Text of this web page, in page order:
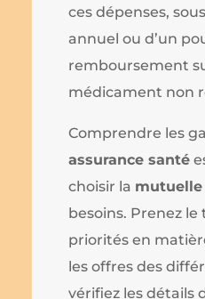
ces dépenses,
annuel ou d’un
remboursement
médicament non
Comprendre les
assurance santé
choisir la mutuelle
besoins. Prenez le
priorités en
les offres des
vérifiez les détails